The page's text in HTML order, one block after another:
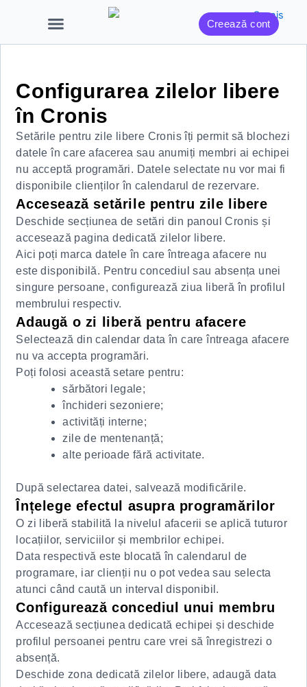
Creează cont
Configurarea zilelor libere
în Cronis
Setările pentru zile libere Cronis îți permit să blochezi
datele în care afacerea sau anumiți membri ai echipei
nu acceptă programări. Datele selectate nu vor mai fi
disponibile clienților în calendarul de rezervare.
Accesează setările pentru zile libere
Deschide secțiunea de setări din panoul Cronis și
accesează pagina dedicată zilelor libere.
Aici poți marca datele în care întreaga afacere nu
este disponibilă. Pentru concediul sau absența unei
singure persoane, configurează ziua liberă în profilul
membrului respectiv.
Adaugă o zi liberă pentru afacere
Selectează din calendar data în care întreaga afacere
nu va accepta programări.
Poți folosi această setare pentru:
sărbători legale;
închideri sezoniere;
activități interne;
zile de mentenanță;
alte perioade fără activitate.
După selectarea datei, salvează modificările.
Înțelege efectul asupra programărilor
O zi liberă stabilită la nivelul afacerii se aplică tuturor
locațiilor, serviciilor și membrilor echipei.
Data respectivă este blocată în calendarul de
programare, iar clienții nu o pot vedea sau selecta
atunci când caută un interval disponibil.
Configurează concediul unui membru
Accesează secțiunea dedicată echipei și deschide
profilul persoanei pentru care vrei să înregistrezi o
absență.
Deschide zona dedicată zilelor libere, adaugă data